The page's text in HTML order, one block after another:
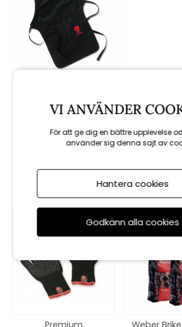
Förkläde - black
329 kr
Rekommenderade
VI ANVÄNDER
För att ge dig en bättre upplevelse
använder sig denna sajt av
Hantera cookies
Godkänn alla cookies